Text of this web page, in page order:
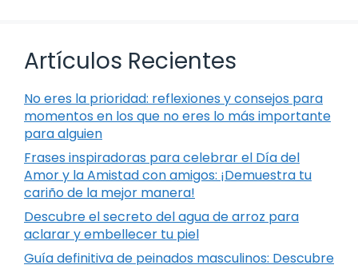
Artículos Recientes
No eres la prioridad: reflexiones y consejos para
momentos en los que no eres lo más importante
para alguien
Frases inspiradoras para celebrar el Día del
Amor y la Amistad con amigos: ¡Demuestra tu
cariño de la mejor manera!
Descubre el secreto del agua de arroz para
aclarar y embellecer tu piel
Guía definitiva de peinados masculinos: Descubre